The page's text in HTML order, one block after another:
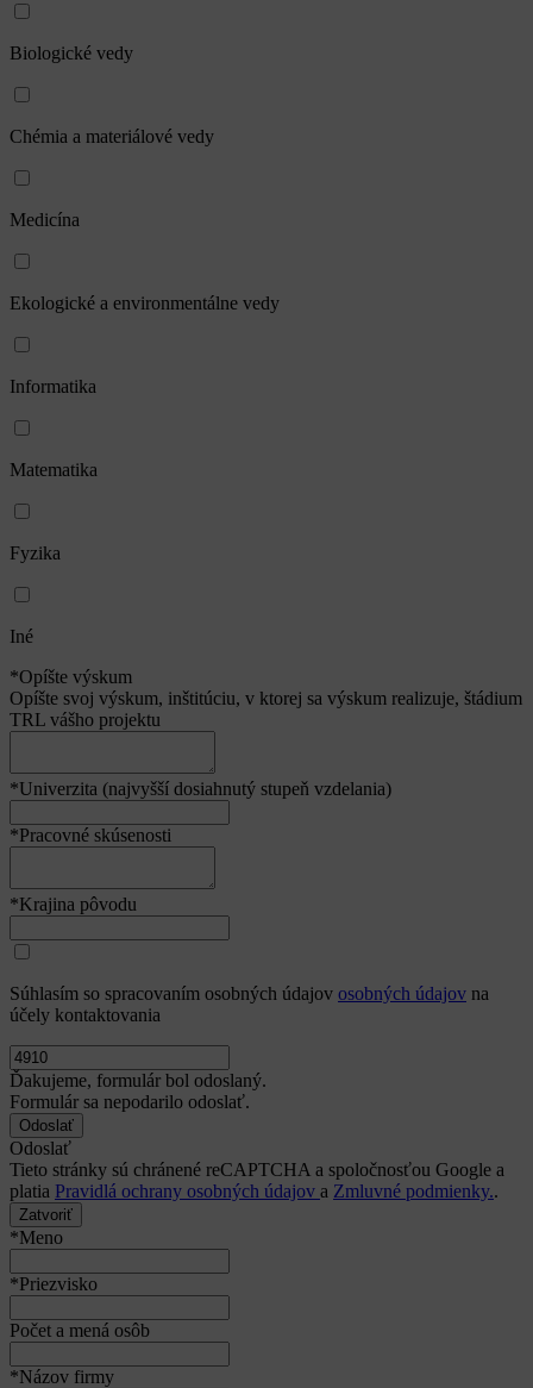
Biologické vedy
Chémia a materiálové vedy
Medicína
Ekologické a environmentálne vedy
Informatika
Matematika
Fyzika
Iné
*Opíšte výskum
Opíšte svoj výskum, inštitúciu, v ktorej sa výskum realizuje, štádium
TRL vášho projektu
*Univerzita (najvyšší dosiahnutý stupeň vzdelania)
*Pracovné skúsenosti
*Krajina pôvodu
Súhlasím so spracovaním osobných údajov osobných údajov na
účely kontaktovania
Ďakujeme, formulár bol odoslaný.
Formulár sa nepodarilo odoslať.
Odoslať
Tieto stránky sú chránené reCAPTCHA a spoločnosťou Google a
platia Pravidlá ochrany osobných údajov a Zmluvné podmienky..
Zatvoriť
*Meno
*Priezvisko
Počet a mená osôb
*Názov firmy